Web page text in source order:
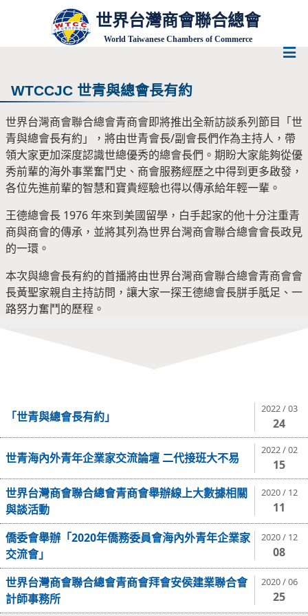
世界台灣商會聯合總會
World Taiwanese Chambers of Commerce
WTCCJC 世青與總會長有約
世界台灣商會聯合總會青商會即將推出全新訪談系列節目「世
青與總會長有約」，將由世青會長/副會長們作為主持人，帶
領大家更加深度認識世總優秀的總會長們。期盼大家能夠從優
秀前輩的海外事業奮鬥史、商會服務經歷之中得到更多啟發，
各位先進前輩的智慧和寶貴經驗也得以傳承給年輕一輩。
王德總會長 1976 年來到美國留學，白手起家的他十分注重青
商與商會的傳承，並將其列為世界台灣商會聯合總會會長政見
的一環。
本次與總會長有約的首播將由世界台灣商會聯合總會青商會會
長黃聖家親自主持訪問，讓大家一探王德總會長胼手胝足、一
路努力奮鬥的歷程。
「世青與總會長有約」
2022 / 03
24
世青海內外青年企業家交流論壇 二代接班大不易
2022 / 02
15
世界台灣商會聯合總會青商會舉辦線上大數據相關
與談活動
2020 / 12
11
僑委會舉辦「2020年僑務委員會海內外青年企業家
交流會」
2020 / 12
08
世界台灣商會聯合總會青商會拜會安侯建業聯合會
計師事務所
2020 / 06
25